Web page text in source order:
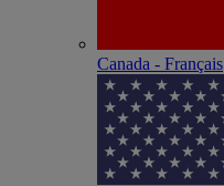
Canada - Français